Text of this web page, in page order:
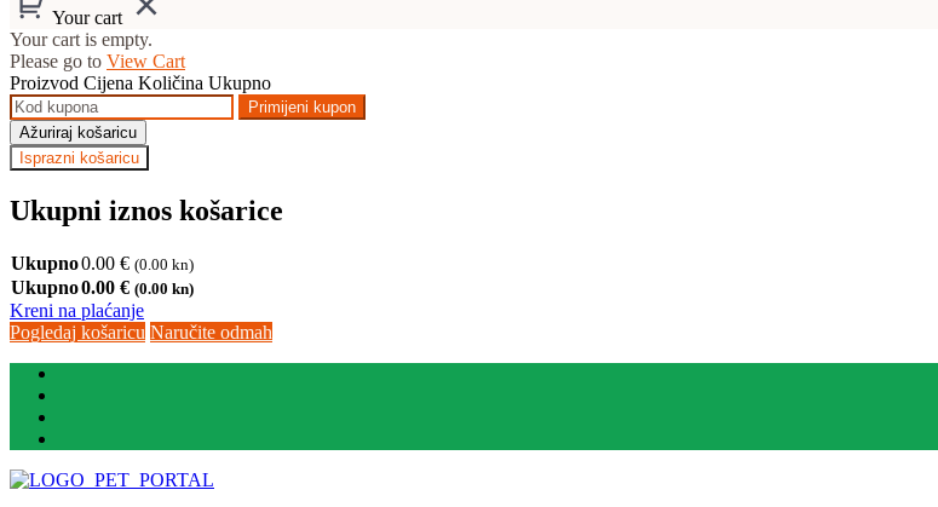
Your cart
Your cart is empty.
Please go to View Cart
Proizvod Cijena Količina Ukupno
Primijeni kupon
Ažuriraj košaricu
Isprazni košaricu
Ukupni iznos košarice
Ukupno0.00 € (0.00 kn)
Ukupno0.00 € (0.00 kn)
Kreni na plaćanje
Pogledaj košaricu Naručite odmah